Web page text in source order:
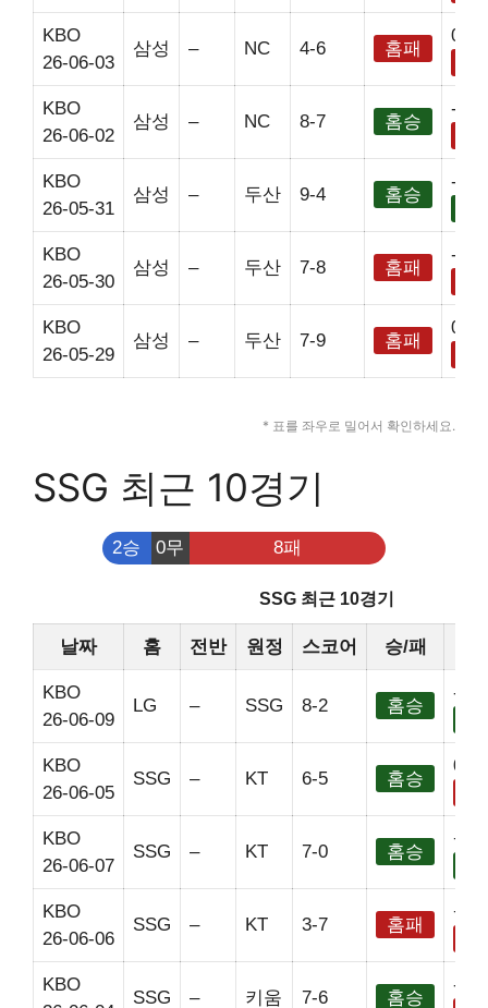
KBO
26-06-03
삼성 – NC 4-6 홈패
0
KBO
26-06-02
삼성 – NC 8-7 홈승
-2.5
KBO
26-05-31
삼성 – 두산 9-4 홈승
-2.5
KBO
26-05-30
삼성 – 두산 7-8 홈패
-2.5
KBO
26-05-29
삼성 – 두산 7-9 홈패
0
* 표를 좌우로 밀어서 확인하세요.
SSG 최근 10경기
2승 0무 8패
SSG 최근 10경기
날짜 홈 전반 원정 스코어 승/패
KBO
26-06-09
LG – SSG 8-2 홈승
-2.5
KBO
26-06-05
SSG – KT 6-5 홈승
0
KBO
26-06-07
SSG – KT 7-0 홈승
+2.5
KBO
26-06-06
SSG – KT 3-7 홈패
+2.5
KBO
SSG – 키움 7-6 홈승
-2.5